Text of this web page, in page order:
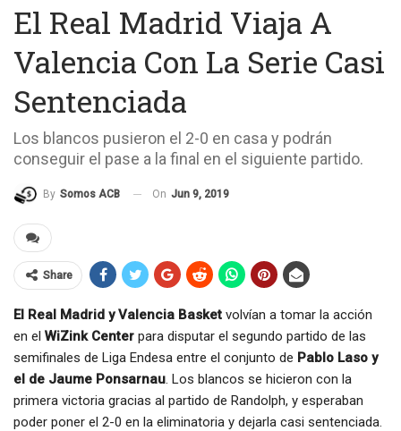
El Real Madrid Viaja A
Valencia Con La Serie Casi
Sentenciada
Los blancos pusieron el 2-0 en casa y podrán
conseguir el pase a la final en el siguiente partido.
By Somos ACB On Jun 9, 2019
Share
El Real Madrid y Valencia Basket volvían a tomar la acción
en el WiZink Center para disputar el segundo partido de las
semifinales de Liga Endesa entre el conjunto de Pablo Laso y
el de Jaume Ponsarnau. Los blancos se hicieron con la
primera victoria gracias al partido de Randolph, y esperaban
poder poner el 2-0 en la eliminatoria y dejarla casi sentenciada.